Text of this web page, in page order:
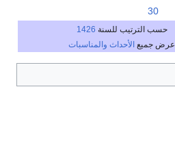
30
حسب الترتيب للسنة 1426
عرض جميع الأحداث والمناسبات